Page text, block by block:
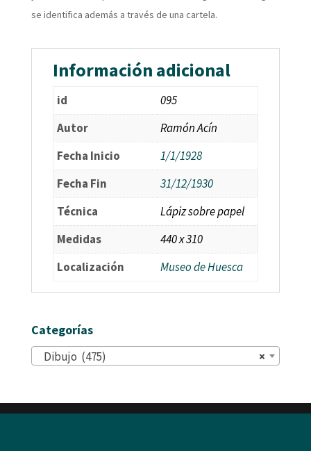
se identifica además a través de una cartela.
Información adicional
id
095
Autor
Ramón Acín
Fecha Inicio
1/1/1928
Fecha Fin
31/12/1930
Técnica
Lápiz sobre papel
Medidas
440 x 310
Localización
Museo de Huesca
Categorías
×
Dibujo (475)